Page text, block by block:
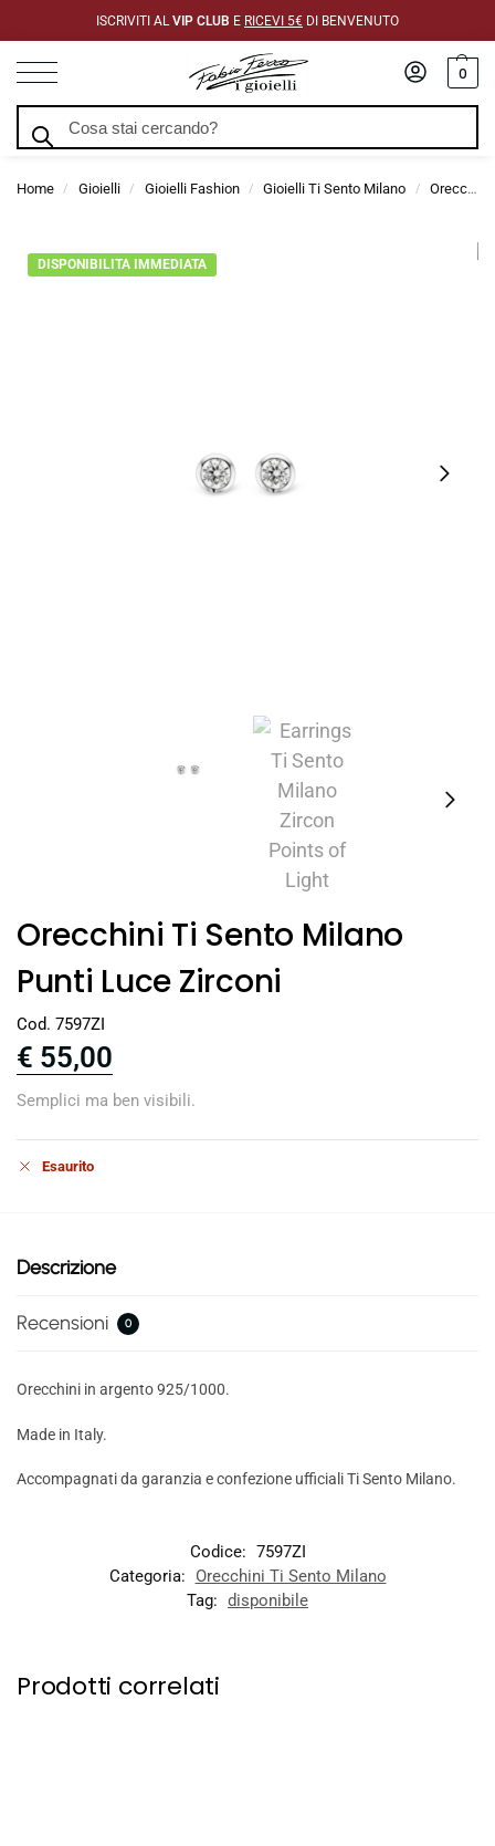
ISCRIVITI AL VIP CLUB E RICEVI 5€ DI BENVENUTO
0
Home / Gioielli / Gioielli Fashion / Gioielli Ti Sento Milano / Orecchini Ti Sento Milano
DISPONIBILITA IMMEDIATA
Orecchini Ti Sento Milano
Punti Luce Zirconi
Cod. 7597ZI
€ 55,00
Semplici ma ben visibili.
Esaurito
Descrizione
Recensioni 0
Orecchini in argento 925/1000.
Made in Italy.
Accompagnati da garanzia e confezione ufficiali Ti Sento Milano.
Codice: 7597ZI
Categoria:
Orecchini Ti Sento Milano
Tag: disponibile
Prodotti correlati